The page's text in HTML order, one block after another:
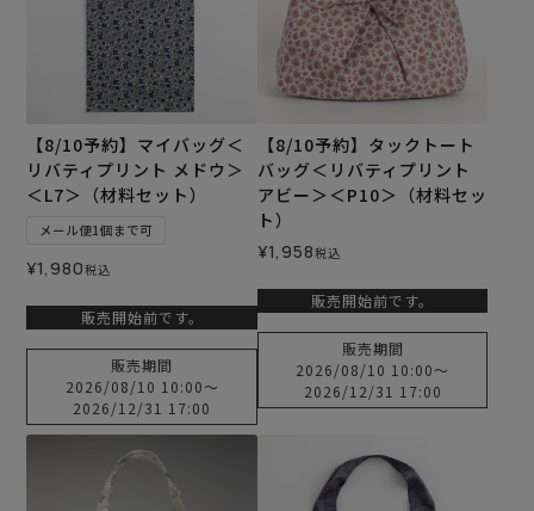
【8/10予約】マイバッグ＜
リバティプリント メドウ＞
＜L7＞（材料セット）
メール便1個まで可
¥1,980税込
販売開始前です。
販売期間
2026/08/10 10:00〜
2026/12/31 17:00
【8/10予約】タックトート
バッグ＜リバティプリント
アビー＞＜P10＞（材料セッ
ト）
¥1,958税込
販売開始前です。
販売期間
2026/08/10 10:00〜
2026/12/31 17:00